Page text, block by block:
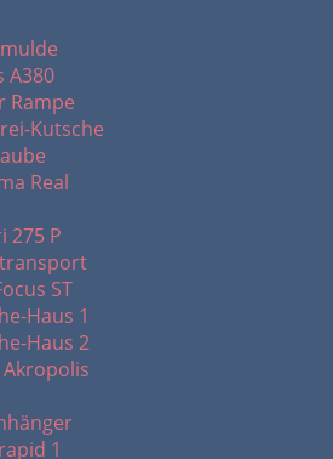
A380
Rampe
Kutsche
Real
275 P
ST
Haus 1
Haus 2
Akropolis
1